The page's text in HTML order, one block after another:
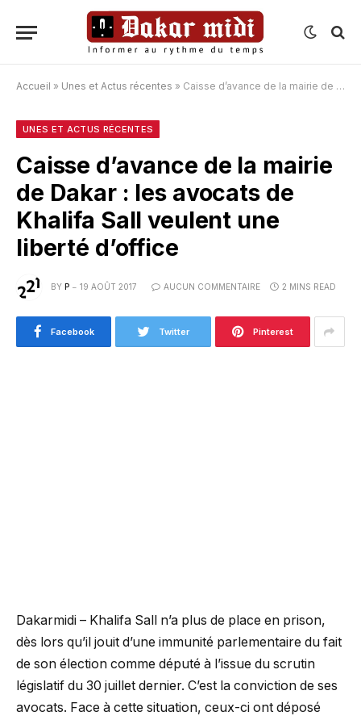
Accueil » Unes et Actus récentes » Caisse d’avance de la mairie de Dakar : les avocats de Khalifa Sall veulent une liberté d’office
UNES ET ACTUS RÉCENTES
Caisse d’avance de la mairie
de Dakar : les avocats de
Khalifa Sall veulent une
liberté d’office
BY P 19 AOÛT 2017 AUCUN COMMENTAIRE 2 MINS READ
Facebook Twitter Pinterest
Dakarmidi – Khalifa Sall n’a plus de place en prison,
dès lors qu’il jouit d’une immunité parlementaire du fait
de son élection comme député à l’issue du scrutin
législatif du 30 juillet dernier. C’est la conviction de ses
avocats. Face à cette situation, ceux-ci ont déposé